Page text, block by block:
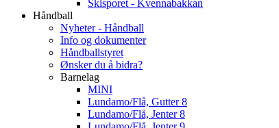
Skisporet - Kvennabakkan
Håndball
Nyheter - Håndball
Info og dokumenter
Håndballstyret
Ønsker du å bidra?
Barnelag
MINI
Lundamo/Flå, Gutter 8
Lundamo/Flå, Jenter 8